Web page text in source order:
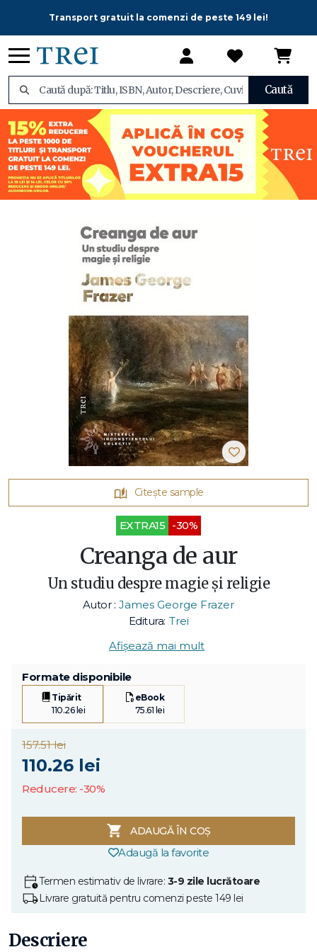
Transport gratuit la comenzi de peste 149 lei!
Caută
Citește sample
EXTRA15 -30%
Creanga de aur
Un studiu despre magie și religie
Autor : James George Frazer
Editura: Trei
Afișează mai mult
Formate disponibile
Tipărit
110.26 lei
eBook
75.61 lei
157.51 lei
110.26 lei
Reducere: -30%
ADAUGĂ ÎN COȘ
Adaugă la favorite
Termen estimativ de livrare: 3-9 zile lucrătoare
Livrare gratuită pentru comenzi peste 149 lei
Descriere